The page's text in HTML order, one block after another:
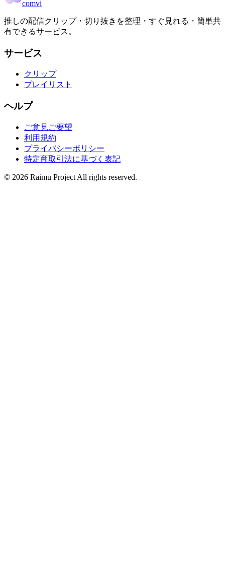
comvi
推しの配信クリップ・切り抜きを整理・すぐ見れる・簡単共
有できるサービス。
サービス
クリップ
プレイリスト
ヘルプ
ご意見ご要望
利用規約
プライバシーポリシー
特定商取引法に基づく表記
© 2026 Raimu Project All rights reserved.